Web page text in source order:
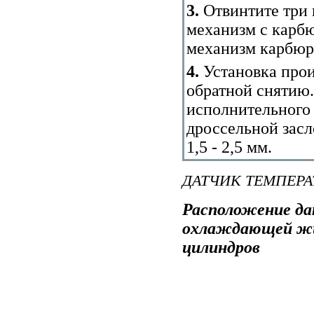
3. Отвинтите
механизм с
механизм
4. Установка
обратной
дроссельной
1,5 - 2,5 мм.
ДАТЧИК
Расположение
охлаждающей
цилиндров